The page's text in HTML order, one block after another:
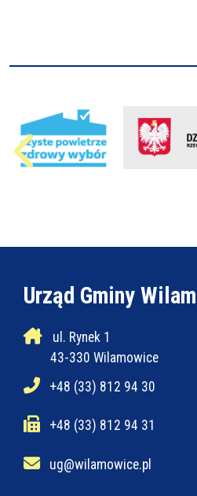
Urząd Gminy
ul. Rynek 1
43-330 Wilamowice
+48 (33) 812 94 30
+48 (33) 812 94 31
ug@wilamowice.pl